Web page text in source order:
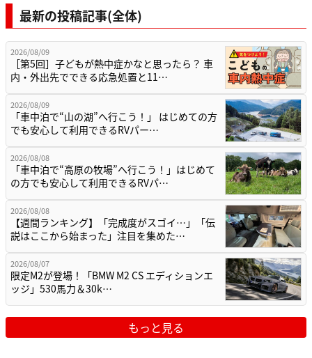
最新の投稿記事(全体)
2026/08/09
［第5回］子どもが熱中症かなと思ったら？ 車
内・外出先でできる応急処置と11…
2026/08/09
「車中泊で“山の湖”へ行こう！」 はじめての方
でも安心して利用できるRVパー…
2026/08/08
「車中泊で“高原の牧場”へ行こう！」はじめて
の方でも安心して利用できるRVパ…
2026/08/08
【週間ランキング】「完成度がスゴイ…」「伝
説はここから始まった」注目を集めた…
2026/08/07
限定M2が登場！「BMW M2 CS エディションエ
ッジ」530馬力＆30k…
もっと見る